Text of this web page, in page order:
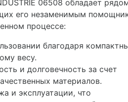
06508 обладает
его незаменимым
процессе:
благодаря
весу.
и долговечность за счет
материалов.
и эксплуатации, что